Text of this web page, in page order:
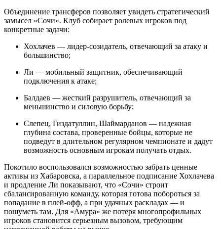
Объединение трансферов позволяет увидеть стратегический
замысел «Сочи». Клуб собирает ролевых игроков под
конкретные задачи:
Хохлачев — лидер-созидатель, отвечающий за атаку и
большинство;
Ли — мобильный защитник, обеспечивающий
подключения к атаке;
Балдаев — жесткий разрушитель, отвечающий за
меньшинство и силовую борьбу;
Слепец, Гиздатуллин, Шаймарданов — надежная
глубина состава, проверенные бойцы, которые не
подведут в длительном регулярном чемпионате и дадут
возможность основным игрокам получать отдых.
Покотило воспользовался возможностью забрать ценные
активы из Хабаровска, а параллельное подписание Хохлачева
и продление Ли показывают, что «Сочи» строит
сбалансированную команду, которая готова побороться за
попадание в плей-офф, а при удачных раскладах — и
пошуметь там. Для «Амура» же потеря многопрофильных
игроков становится серьезным вызовом, требующим